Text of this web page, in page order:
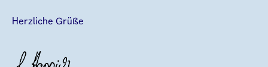
Herzliche Grüße